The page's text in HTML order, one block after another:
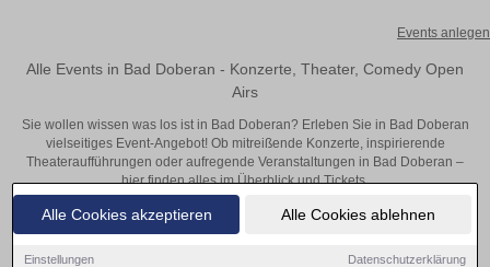
Alle Cookies akzeptieren Alle Cookies ablehnen
Einstellungen Datenschutzerklärung
Events anlegen
Alle Events in Bad Doberan - Konzerte, Theater, Comedy Open
Airs
Sie wollen wissen was los ist in Bad Doberan? Erleben Sie in Bad Doberan
vielseitiges Event-Angebot! Ob mitreißende Konzerte, inspirierende
Theateraufführungen oder aufregende Veranstaltungen in Bad Doberan –
hier finden alles im Überblick und Tickets.